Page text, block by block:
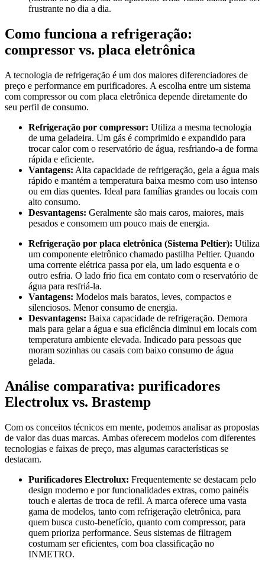
frustrante no dia a dia.
Como funciona a refrigeração:
compressor vs. placa eletrônica
A tecnologia de refrigeração é um dos maiores diferenciadores de
preço e performance em purificadores. A escolha entre um sistema
com compressor ou com placa eletrônica depende diretamente do
seu perfil de consumo.
Refrigeração por compressor: Utiliza a mesma tecnologia
de uma geladeira. Um gás é comprimido e expandido para
trocar calor com o reservatório de água, resfriando-a de forma
rápida e eficiente.
Vantagens: Alta capacidade de refrigeração, gela a água mais
rápido e mantém a temperatura baixa mesmo com uso intenso
ou em dias quentes. Ideal para famílias grandes ou locais com
alto consumo.
Desvantagens: Geralmente são mais caros, maiores, mais
pesados e consomem um pouco mais de energia.
Refrigeração por placa eletrônica (Sistema Peltier): Utiliza
um componente eletrônico chamado pastilha Peltier. Quando
uma corrente elétrica passa por ela, um lado esquenta e o
outro esfria. O lado frio fica em contato com o reservatório de
água para resfriá-la.
Vantagens: Modelos mais baratos, leves, compactos e
silenciosos. Menor consumo de energia.
Desvantagens: Baixa capacidade de refrigeração. Demora
mais para gelar a água e sua eficiência diminui em locais com
temperatura ambiente elevada. Indicado para pessoas que
moram sozinhas ou casais com baixo consumo de água
gelada.
Análise comparativa: purificadores
Electrolux vs. Brastemp
Com os conceitos técnicos em mente, podemos analisar as propostas
de valor das duas marcas. Ambas oferecem modelos com diferentes
tecnologias e faixas de preço, mas algumas características se
destacam.
Purificadores Electrolux: Frequentemente se destacam pelo
design moderno e por funcionalidades extras, como painéis
touch e alertas de troca de refil. A marca oferece uma vasta
gama de modelos, tanto com refrigeração eletrônica, para
quem busca custo-benefício, quanto com compressor, para
quem prioriza performance. Seus sistemas de filtragem
costumam ser eficientes, com boa classificação no
INMETRO.